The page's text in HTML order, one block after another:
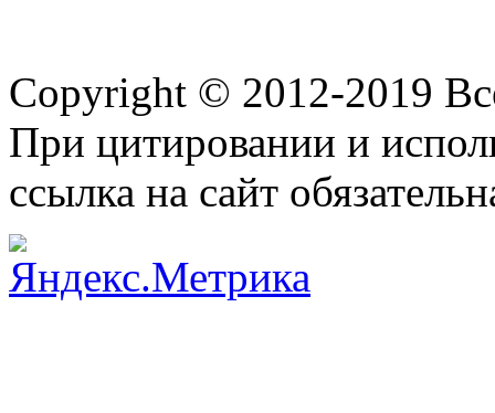
Copyright © 2012-2019
При цитировании и
ссылка на сайт